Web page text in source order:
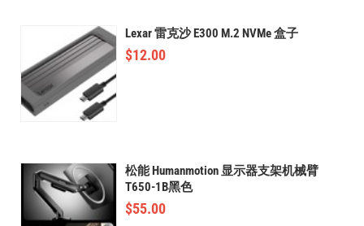
Lexar 雷克沙 E300 M.2 NVMe 盒子
$12.00
松能 Humanmotion 显示器支架机械臂
T650-1B黑色
$55.00